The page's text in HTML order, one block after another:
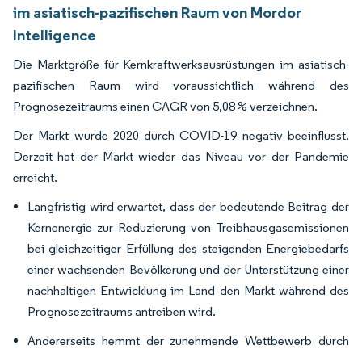
im asiatisch-pazifischen Raum von Mordor
Intelligence
Die Marktgröße für Kernkraftwerksausrüstungen im asiatisch-
pazifischen Raum wird voraussichtlich während des
Prognosezeitraums einen CAGR von 5,08 % verzeichnen.
Der Markt wurde 2020 durch COVID-19 negativ beeinflusst.
Derzeit hat der Markt wieder das Niveau vor der Pandemie
erreicht.
Langfristig wird erwartet, dass der bedeutende Beitrag der
Kernenergie zur Reduzierung von Treibhausgasemissionen
bei gleichzeitiger Erfüllung des steigenden Energiebedarfs
einer wachsenden Bevölkerung und der Unterstützung einer
nachhaltigen Entwicklung im Land den Markt während des
Prognosezeitraums antreiben wird.
Andererseits hemmt der zunehmende Wettbewerb durch